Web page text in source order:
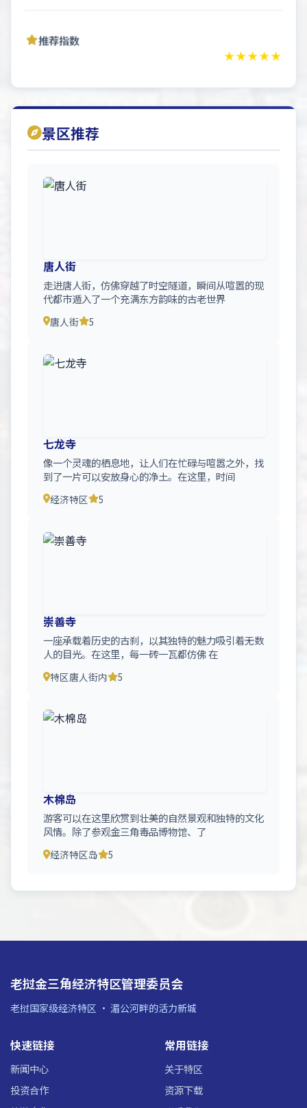
推荐指数
★★★★★
景区推荐
唐人街
走进唐人街，仿佛穿越了时空隧道，瞬间从喧嚣的现
代都市遁入了一个充满东方韵味的古老世界
唐人街 5
七龙寺
像一个灵魂的栖息地，让人们在忙碌与喧嚣之外，找
到了一片可以安放身心的净土。在这里，时间
经济特区 5
崇善寺
一座承载着历史的古刹，以其独特的魅力吸引着无数
人的目光。在这里，每一砖一瓦都仿佛 在
特区唐人街内 5
木棉岛
游客可以在这里欣赏到壮美的自然景观和独特的文化
风情。除了参观金三角毒品博物馆、了
经济特区岛 5
老挝金三角经济特区管理委员会
老挝国家级经济特区 · 湄公河畔的活力新城
快速链接
新闻中心
投资合作
常用链接
关于特区
资源下载